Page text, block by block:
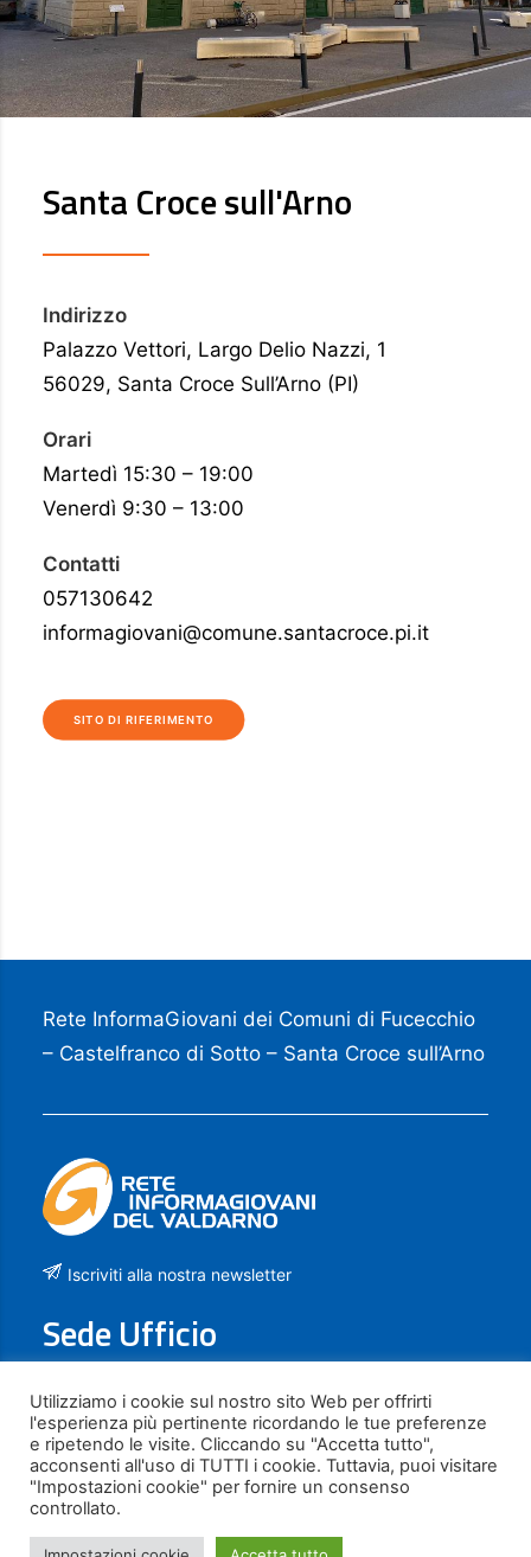
Santa Croce sull'Arno
Indirizzo
Palazzo Vettori, Largo Delio Nazzi, 1
56029, Santa Croce Sull’Arno (PI)
Orari
Martedì 15:30 – 19:00
Venerdì 9:30 – 13:00
Contatti
057130642
informagiovani@comune.santacroce.pi.it
SITO DI RIFERIMENTO
Rete InformaGiovani dei Comuni di Fucecchio
– Castelfranco di Sotto – Santa Croce sull’Arno
Iscriviti alla nostra newsletter
Sede Ufficio
Piazza La Vergine, 21
50054 FUCECCHIO (FI)
Contatti
0571 23331
Utilizziamo i cookie sul nostro sito Web per offrirti
l'esperienza più pertinente ricordando le tue preferenze
e ripetendo le visite. Cliccando su "Accetta tutto",
acconsenti all'uso di TUTTI i cookie. Tuttavia, puoi visitare
"Impostazioni cookie" per fornire un consenso
controllato.